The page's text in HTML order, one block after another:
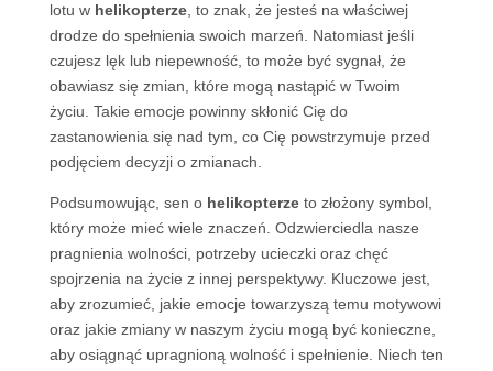
lotu w helikopterze, to znak, że jesteś na właściwej
drodze do spełnienia swoich marzeń. Natomiast jeśli
czujesz lęk lub niepewność, to może być sygnał, że
obawiasz się zmian, które mogą nastąpić w Twoim
życiu. Takie emocje powinny skłonić Cię do
zastanowienia się nad tym, co Cię powstrzymuje przed
podjęciem decyzji o zmianach.
Podsumowując, sen o helikopterzeto złożony symbol,
który może mieć wiele znaczeń. Odzwierciedla nasze
pragnienia wolności, potrzeby ucieczki oraz chęć
spojrzenia na życie z innej perspektywy. Kluczowe jest,
aby zrozumieć, jakie emocje towarzyszą temu motywowi
oraz jakie zmiany w naszym życiu mogą być konieczne,
aby osiągnąć upragnioną wolność i spełnienie. Niech ten